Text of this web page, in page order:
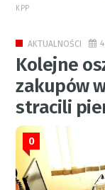
KPP
AKTUALNOŚCI
Kolejne
zakupów
stracili
0